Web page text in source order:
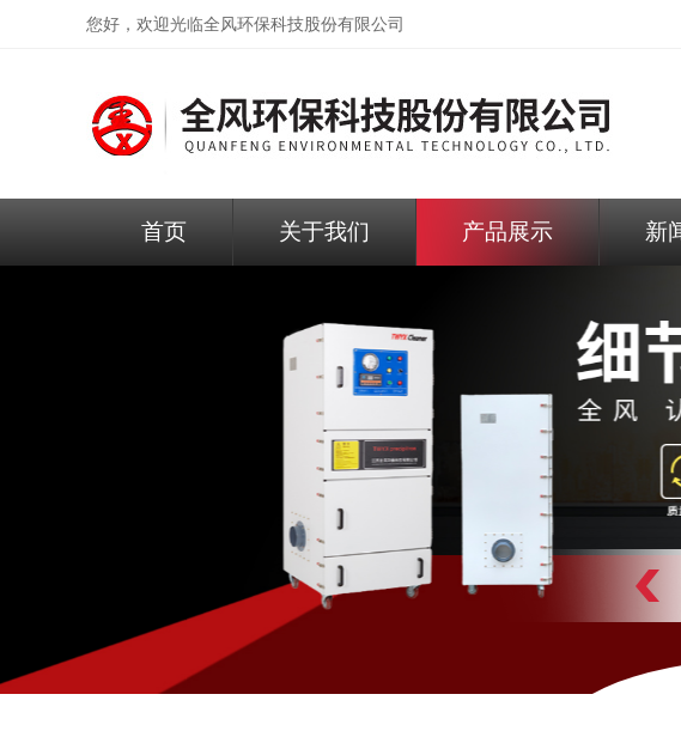
您好，欢迎光临全风环保科技股份有限公司
首页 关于我们 产品展示 新